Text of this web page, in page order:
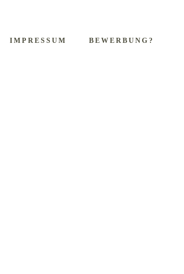
IMPRESSUM BEWERBUNG?